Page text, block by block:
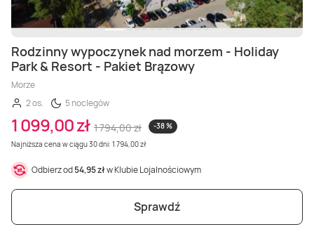
Rodzinny wypoczynek nad morzem - Holiday
Park & Resort - Pakiet Brązowy
Morze
2 os.
5 noclegów
1 099,00 zł 1 794,00 zł
-38 %
Najniższa cena w ciągu 30 dni: 1 794,00 zł
Odbierz od54,95 złw Klubie Lojalnościowym
Sprawdź